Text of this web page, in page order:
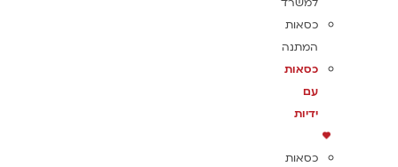
כסאות
המתנה
כסאות
עם
ידיות
כסאות